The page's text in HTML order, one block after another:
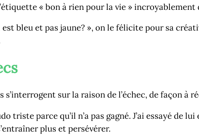
« bon à rien pour la vie »
bleu et pas jaune? », on le félicite pour sa
sur la raison de l’échec, de façon à
triste parce qu’il n’a pas gagné. J’ai essayé de
plus et persévérer.